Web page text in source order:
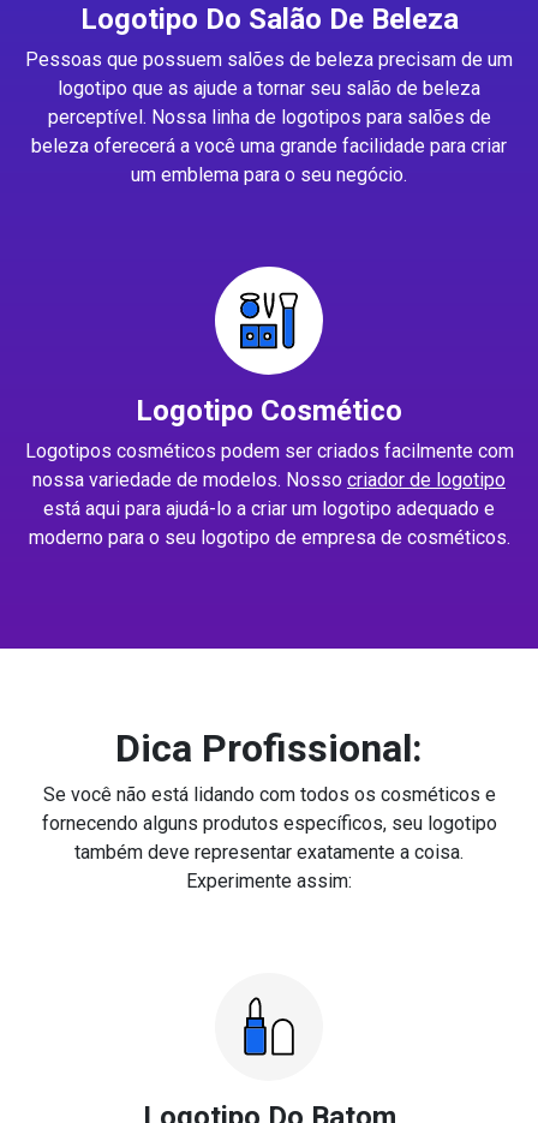
Logotipo Do Salão De Beleza
Pessoas que possuem salões de beleza precisam de um
logotipo que as ajude a tornar seu salão de beleza
perceptível. Nossa linha de logotipos para salões de
beleza oferecerá a você uma grande facilidade para criar
um emblema para o seu negócio.
Logotipo Cosmético
Logotipos cosméticos podem ser criados facilmente com
nossa variedade de modelos. Nosso criador de logotipo
está aqui para ajudá-lo a criar um logotipo adequado e
moderno para o seu logotipo de empresa de cosméticos.
Dica Profissional:
Se você não está lidando com todos os cosméticos e
fornecendo alguns produtos específicos, seu logotipo
também deve representar exatamente a coisa.
Experimente assim: